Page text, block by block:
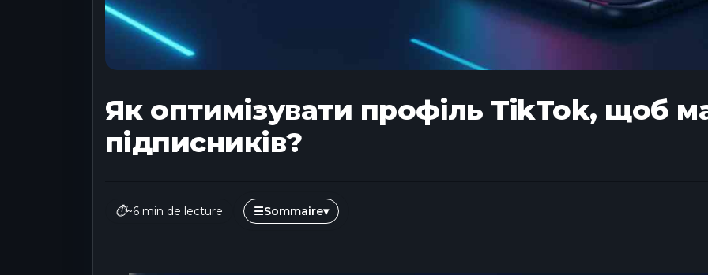
Як оптимізувати профіль TikTok, щоб
підписників?
⏱~6 min de lecture ☰Sommaire▾